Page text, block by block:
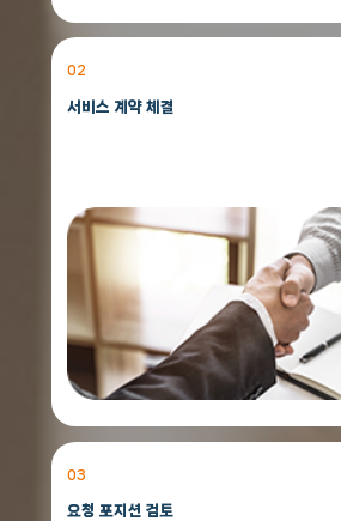
02
서비스 계약 체결
03
요청 포지션 검토